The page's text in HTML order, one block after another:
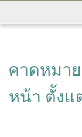
คาดหมา
หน้า ตั้งแ